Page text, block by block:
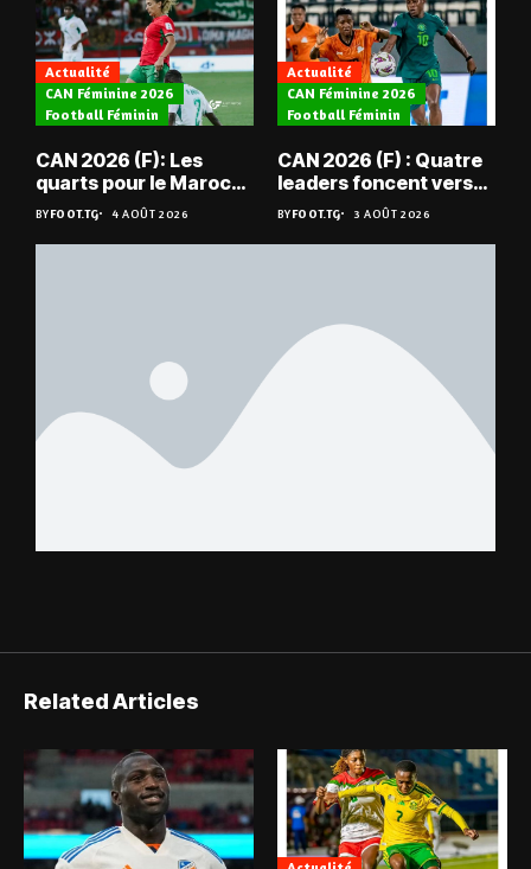
Actualité
CAN Féminine 2026
Football Féminin
CAN 2026 (F): Les
quarts pour le Maroc
et l’Algérie
BYFOOT.TG 4 AOÛT 2026
Actualité
CAN Féminine 2026
Football Féminin
CAN 2026 (F) : Quatre
leaders foncent vers
les quarts
BYFOOT.TG 3 AOÛT 2026
Related Articles